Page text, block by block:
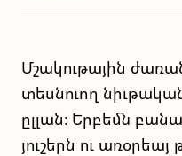
Մշակութային
տեսնուող
ըլլան։ Երբեմն
յուշերն ու առօրեայ